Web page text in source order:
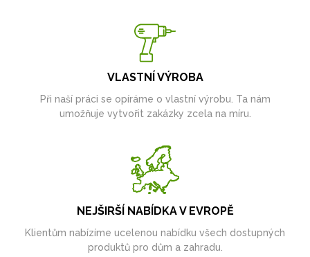
VLASTNÍ VÝROBA
Při naší práci se opíráme o vlastní výrobu. Ta nám
umožňuje vytvořit zakázky zcela na míru.
NEJŠIRŠÍ NABÍDKA V EVROPĚ
Klientům nabízíme ucelenou nabídku všech dostupných
produktů pro dům a zahradu.